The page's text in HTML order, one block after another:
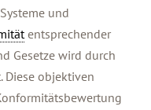
und
entsprechender
Gesetze wird durch
Diese objektiven